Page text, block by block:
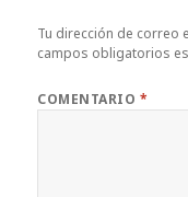
Tu dirección de correo
campos obligatorios
COMENTARIO *